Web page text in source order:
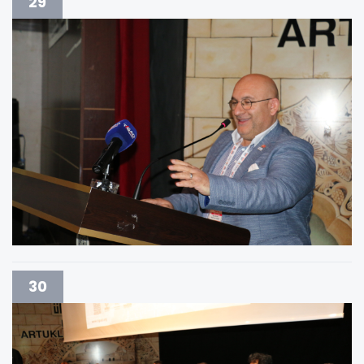
30